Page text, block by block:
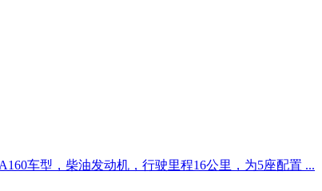
车型，柴油发动机，行驶里程16公里，为5座配置 ...